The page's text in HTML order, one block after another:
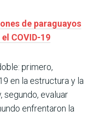
de paraguayos
COVID-19
primero,
en la estructura y la
segundo, evaluar
enfrentaron la